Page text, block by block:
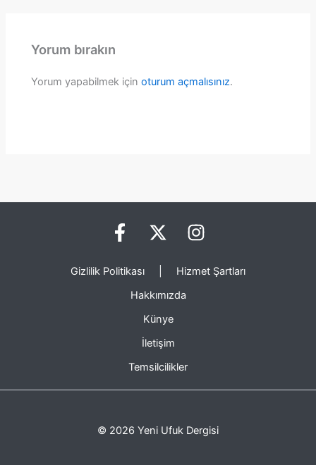
Yorum bırakın
Yorum yapabilmek içinoturum açmalısınız.
Gizlilik Politikası
Hizmet Şartları
Hakkımızda
Künye
İletişim
Temsilcilikler
© 2026 Yeni Ufuk Dergisi